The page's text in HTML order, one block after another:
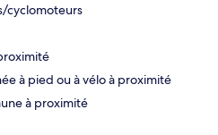
cyclomoteurs
à pied ou à vélo à proximité
à proximité